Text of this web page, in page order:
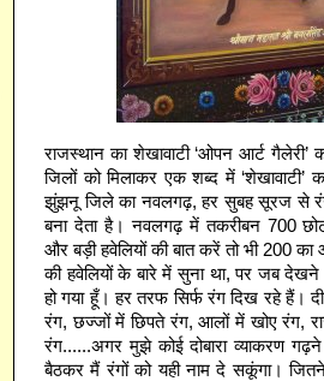
राजस्थान का शेखावाटी ‘ओपन आर्ट
जिलों को मिलाकर एक शब्द में ‘शेखावाटी’
झुंझनू जिले का नवलगढ़, हर सुबह सूरज से
बना देता है। नवलगढ़ में तकरीबन 700
और बड़ी हवेलियों की बात करें तो भी 200 का
की हवेलियों के बारे में सुना था, पर जब देखने
हो गया हूँ। हर तरफ सिर्फ रंग दिख रहे हैं।
रंग, छज्जों में छिपते रंग, आलों में खोए रंग,
रंग......अगर मुझे कोई दोबारा व्याकरण
बैठकर मैं रंगों को यही नाम दे सकूंगा। जितने